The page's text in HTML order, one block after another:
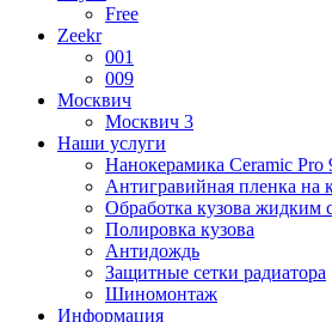
Free
Zeekr
001
009
Москвич
Москвич 3
Наши услуги
Нанокерамика Ceramic Pro
Антигравийная пленка на
Обработка кузова жидким
Полировка кузова
Антидождь
Защитные сетки радиатора
Шиномонтаж
Информация